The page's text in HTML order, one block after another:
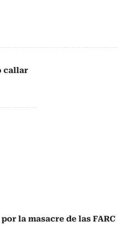
callar
la masacre de las FARC